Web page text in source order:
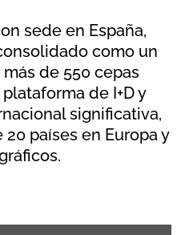
sede en España,
como un
de 550 cepas
de I+D y
significativa,
países en Europa y